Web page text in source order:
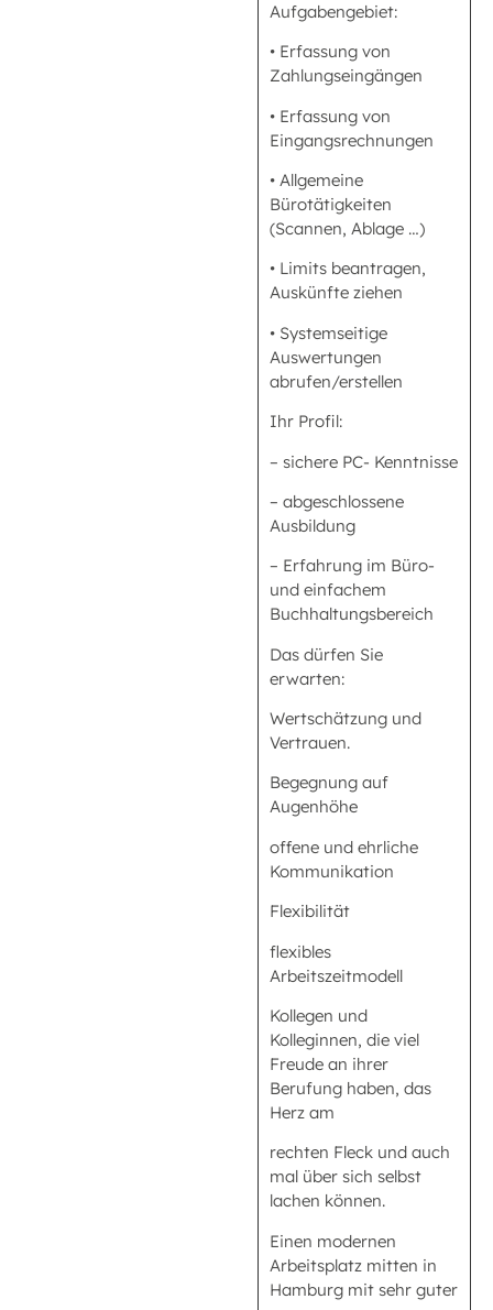
Aufgabengebiet:
• Erfassung von
Zahlungseingängen
• Erfassung von
Eingangsrechnungen
• Allgemeine
Bürotätigkeiten
(Scannen, Ablage …)
• Limits beantragen,
Auskünfte ziehen
• Systemseitige
Auswertungen
abrufen/erstellen
Ihr Profil:
– sichere PC- Kenntnisse
– abgeschlossene
Ausbildung
– Erfahrung im Büro-
und einfachem
Buchhaltungsbereich
Das dürfen Sie
erwarten:
Wertschätzung und
Vertrauen.
Begegnung auf
Augenhöhe
offene und ehrliche
Kommunikation
Flexibilität
flexibles
Arbeitszeitmodell
Kollegen und
Kolleginnen, die viel
Freude an ihrer
Berufung haben, das
Herz am
rechten Fleck und auch
mal über sich selbst
lachen können.
Einen modernen
Arbeitsplatz mitten in
Hamburg mit sehr guter